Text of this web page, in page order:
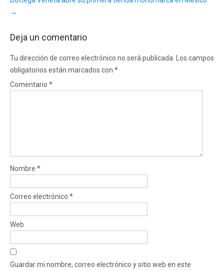
→
Deja un comentario
Tu dirección de correo electrónico no será publicada.
Los campos
obligatorios están marcados con *
Comentario *
Nombre *
Correo electrónico *
Web
Guardar mi nombre, correo electrónico y sitio web en este